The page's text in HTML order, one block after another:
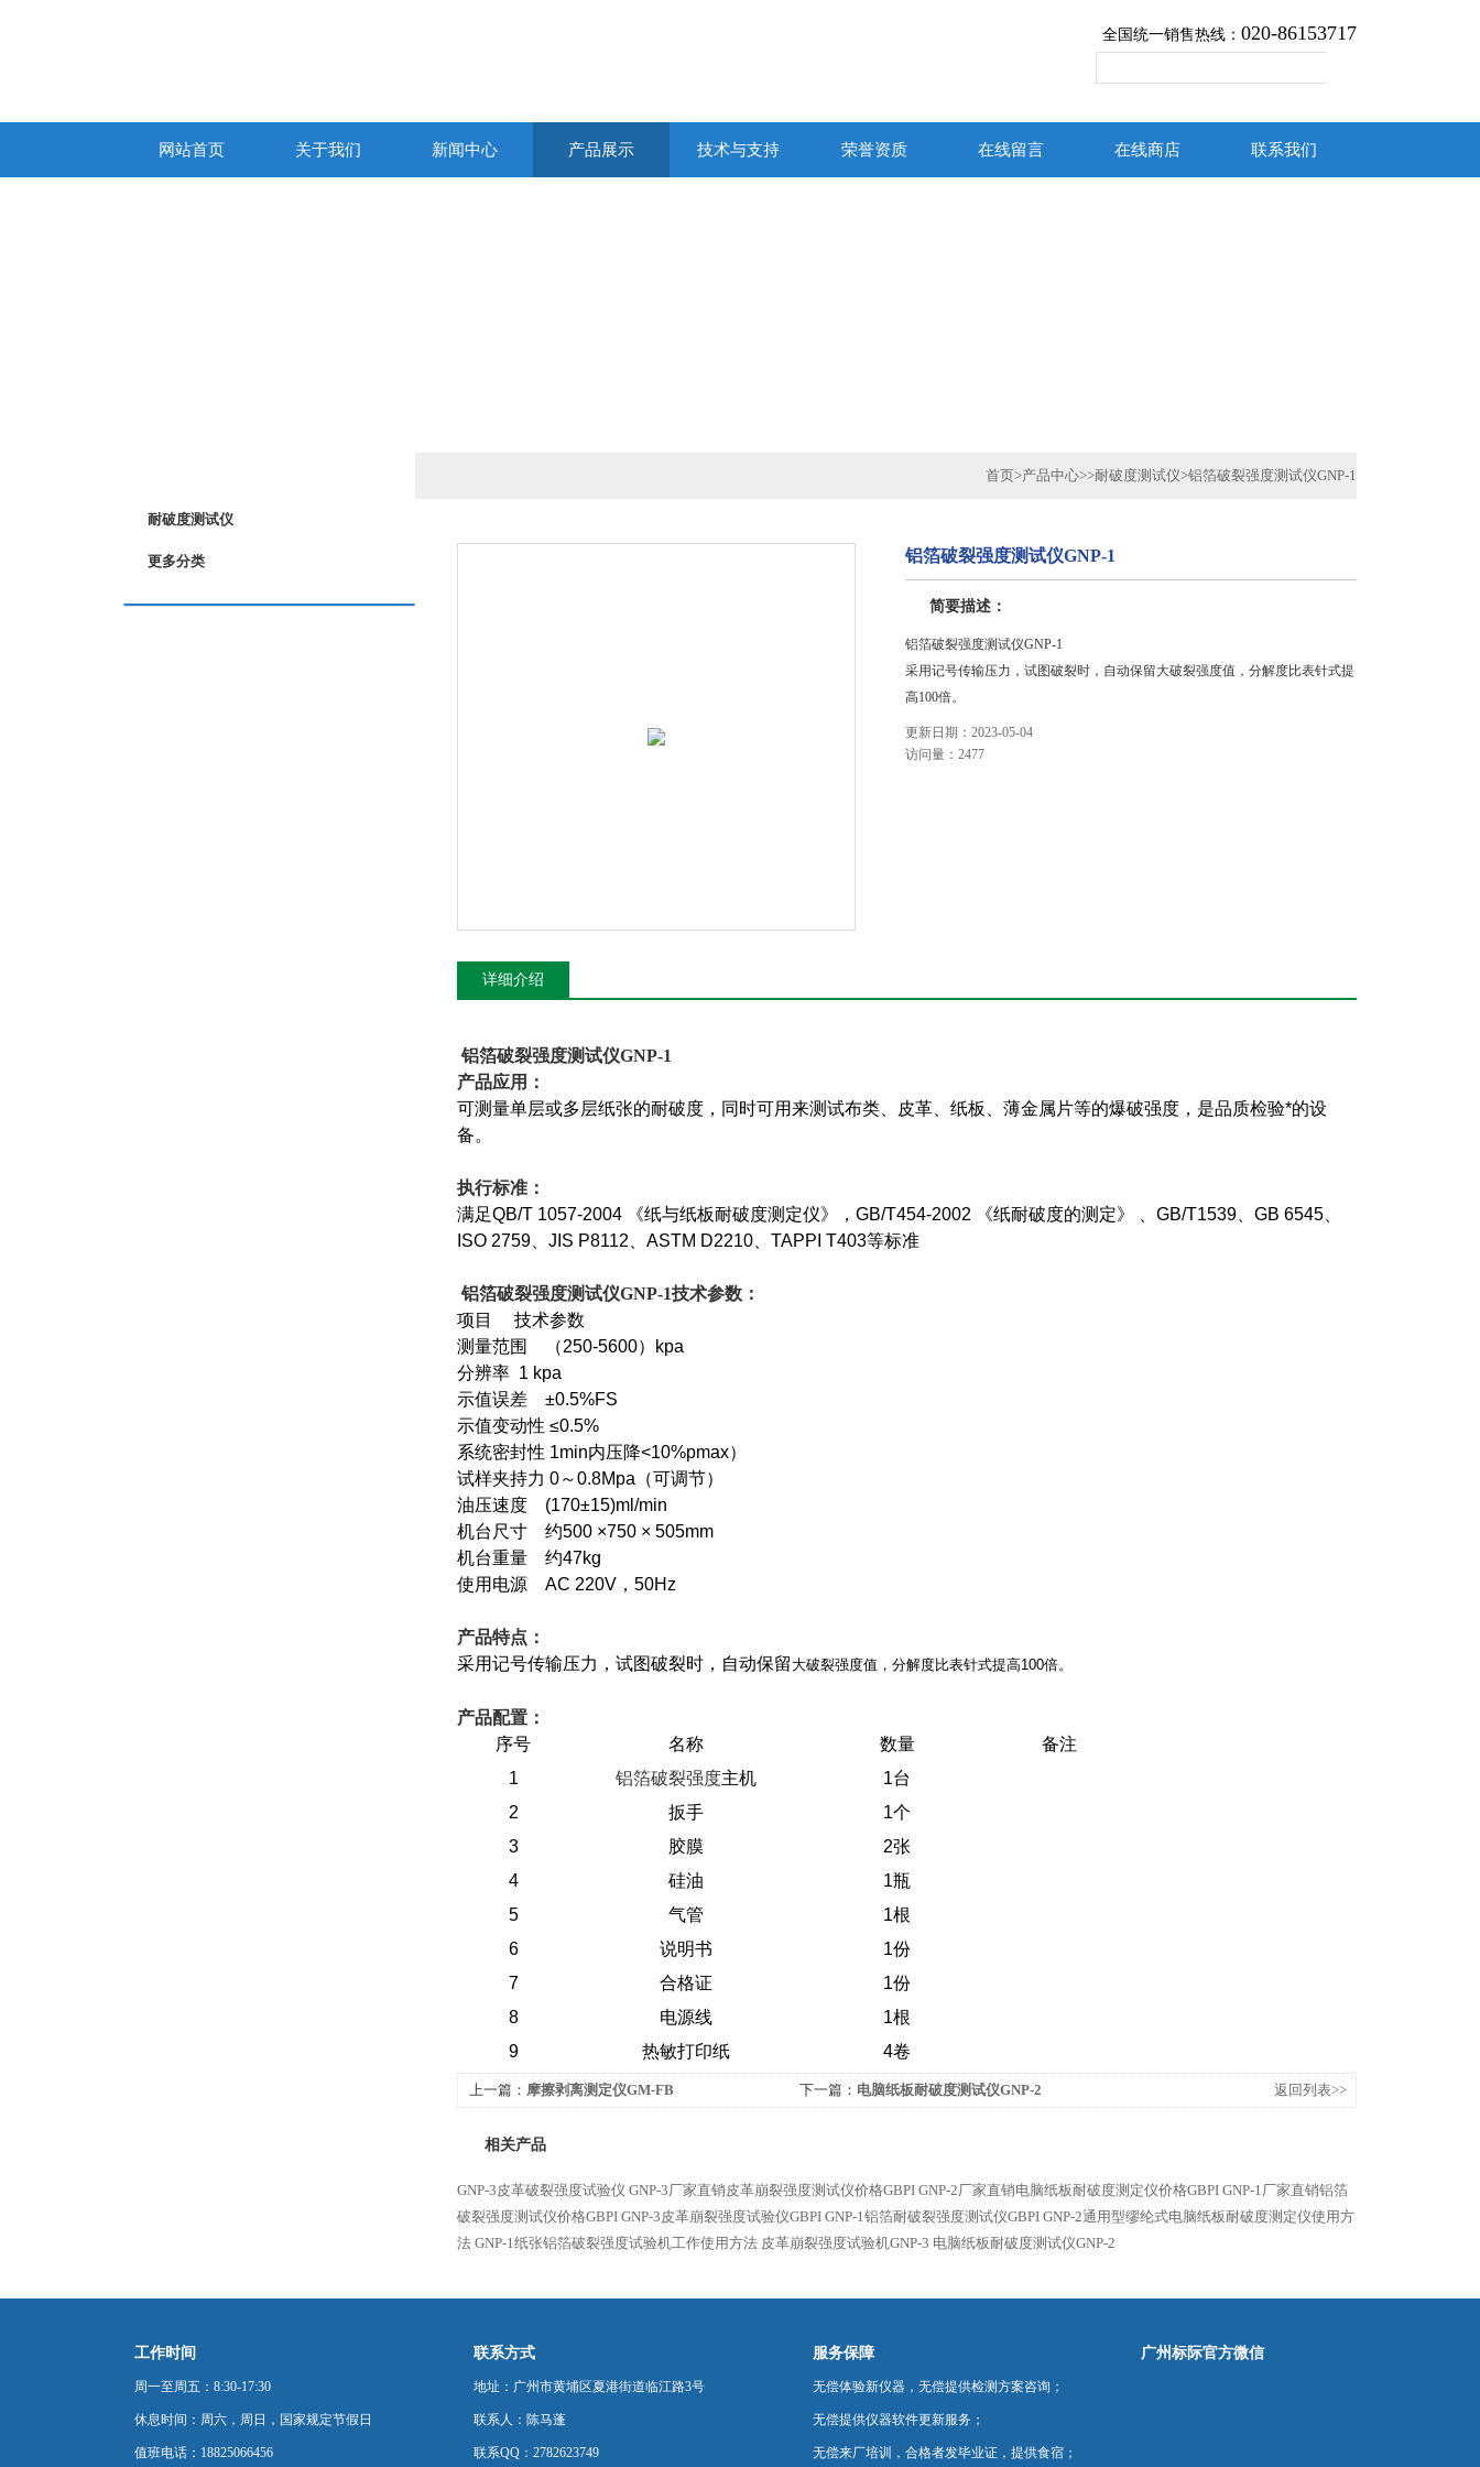
全国统一销售热线： 020-86153717
网站首页 关于我们 新闻中心 产品展示 技术与支持 荣誉资质 在线留言 在线商店 联系我们
耐破度测试仪
更多分类
首页>产品中心>>耐破度测试仪>铝箔破裂强度测试仪GNP-1
铝箔破裂强度测试仪GNP-1
简要描述：
铝箔破裂强度测试仪GNP-1
采用记号传输压力，试图破裂时，自动保留大破裂强度值，分解度比表针式提
高100倍。
更新日期：2023-05-04
访问量：2477
详细介绍
铝箔破裂强度测试仪GNP-1
产品应用：
可测量单层或多层纸张的耐破度，同时可用来测试布类、皮革、纸板、薄金属片等的爆破强度，是品质检验*的设
备。
执行标准：
满足QB/T 1057-2004 《纸与纸板耐破度测定仪》，GB/T454-2002 《纸耐破度的测定》 、GB/T1539、GB 6545、
ISO 2759、JIS P8112、ASTM D2210、TAPPI T403等标准
铝箔破裂强度测试仪GNP-1技术参数：
项目 技术参数
测量范围 （250-5600）kpa
分辨率 1 kpa
示值误差 ±0.5%FS
示值变动性 ≤0.5%
系统密封性 1min内压降<10%pmax）
试样夹持力 0～0.8Mpa（可调节）
油压速度 (170±15)ml/min
机台尺寸 约500 ×750 × 505mm
机台重量 约47kg
使用电源 AC 220V，50Hz
产品特点：
采用记号传输压力，试图破裂时，自动保留 大破裂强度值，分解度比表针式提高100倍。
产品配置：
序号
名称 数量
备注
1
铝箔破裂强度主机 1台
2
扳手 1个
3
胶膜 2张
4
硅油 1瓶
5
气管 1根
6
说明书 1份
7
合格证 1份
8
电源线 1根
9
热敏打印纸 4卷
上一篇： 摩擦剥离测定仪GM-FB 下一篇： 电脑纸板耐破度测试仪GNP-2 返回列表>>
相关产品
GNP-3皮革破裂强度试验仪 GNP-3厂家直销皮革崩裂强度测试仪价格GBPI GNP-2厂家直销电脑纸板耐破度测定仪价格GBPI GNP-1厂家直销铝箔
破裂强度测试仪价格GBPI GNP-3皮革崩裂强度试验仪GBPI GNP-1铝箔耐破裂强度测试仪GBPI GNP-2通用型缪纶式电脑纸板耐破度测定仪使用方
法 GNP-1纸张铝箔破裂强度试验机工作使用方法 皮革崩裂强度试验机GNP-3 电脑纸板耐破度测试仪GNP-2
工作时间
周一至周五：8:30-17:30
休息时间：周六，周日，国家规定节假日
值班电话：18825066456
联系方式
地址：广州市黄埔区夏港街道临江路3号
联系人：陈马蓬
联系QQ：2782623749
服务保障
无偿体验新仪器，无偿提供检测方案咨询；
无偿提供仪器软件更新服务；
无偿来厂培训，合格者发毕业证，提供食宿；
广州标际官方微信